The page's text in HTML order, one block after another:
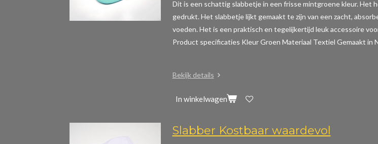
Dit is een schattig slabbetje in een frisse mintgroene kleur.
gedrukt. Het slabbetje lijkt gemaakt te zijn van een zacht,
voeden. Het is een praktisch en tegelijkertijd leuk accessoire
Product specificaties Kleur Groen Materiaal Textiel Gemaakt in
Bekijk details
In winkelwagen
Slabber Kostbaar waardevol